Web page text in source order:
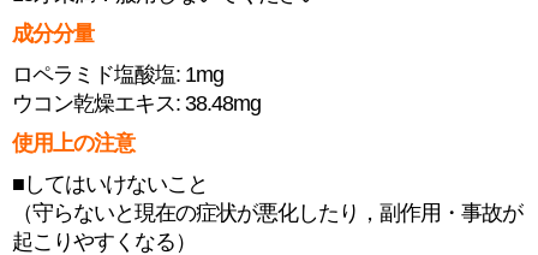
成分分量
ロペラミド塩酸塩: 1mg
ウコン乾燥エキス: 38.48mg
使用上の注意
■してはいけないこと
（守らないと現在の症状が悪化したり，副作用・事故が
起こりやすくなる）